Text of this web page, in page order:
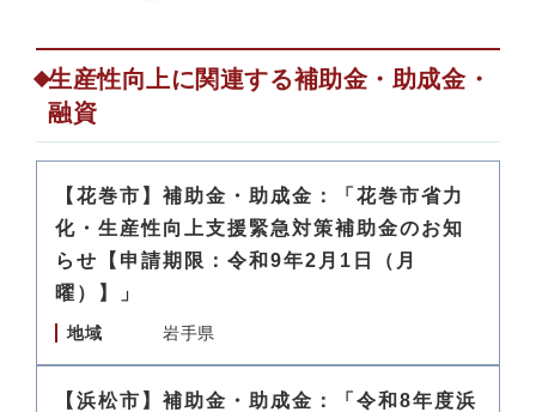
生産性向上に関連する補助金・助成金・
融資
【花巻市】補助金・助成金：「花巻市省力
化・生産性向上支援緊急対策補助金のお知
らせ【申請期限：令和9年2月1日（月
曜）】」
地域 岩手県
【浜松市】補助金・助成金：「令和8年度浜